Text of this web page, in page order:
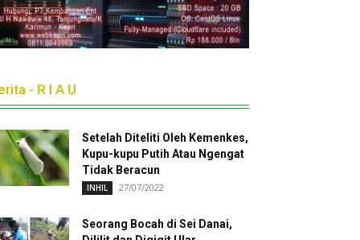
- R I A U
Setelah Diteliti Oleh Kemenkes,
Kupu-kupu Putih Atau Ngengat
Tidak Beracun
INHIL 27/07/2022
Seorang Bocah di Sei Danai,